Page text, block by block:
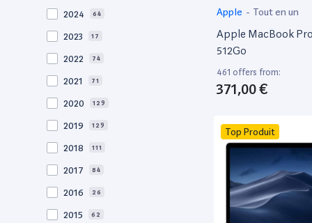
2024 64
2023 17
2022 74
2021 71
2020 129
2019 129
2018 111
2017 84
2016 26
2015 62
Apple - Tout en un
Apple MacBook Pro
512Go
461 offers from:
371,00 €
Top Produit